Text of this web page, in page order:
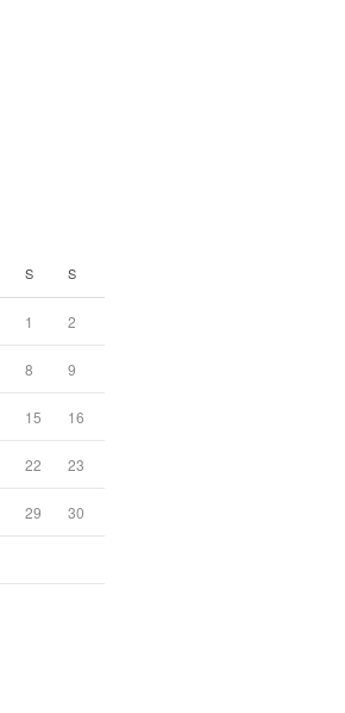
S S
1 2
8 9
15 16
22 23
29 30